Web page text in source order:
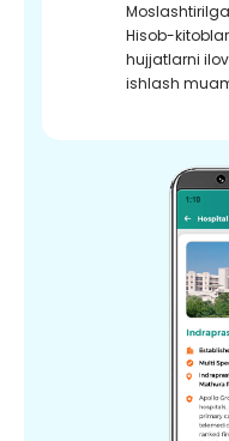
Hisob-
hujjatlarni
ishlash